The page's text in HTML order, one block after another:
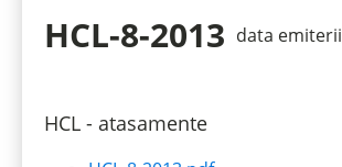
HCL-8-2013 data emiterii
HCL - atasamente